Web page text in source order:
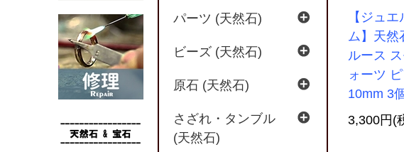
【ジュ
ム】天然
ルース
ォーツ
10mm 3
3,300円(
パーツ (天然石)
ビーズ (天然石)
原石 (天然石)
さざれ・タンブル
(天然石)